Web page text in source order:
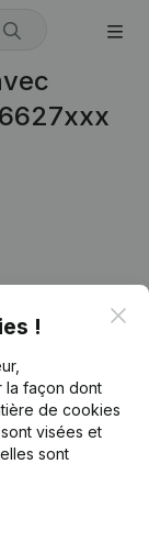
!
la façon dont
de cookies
visées et
sont
d’entreprise
internationale